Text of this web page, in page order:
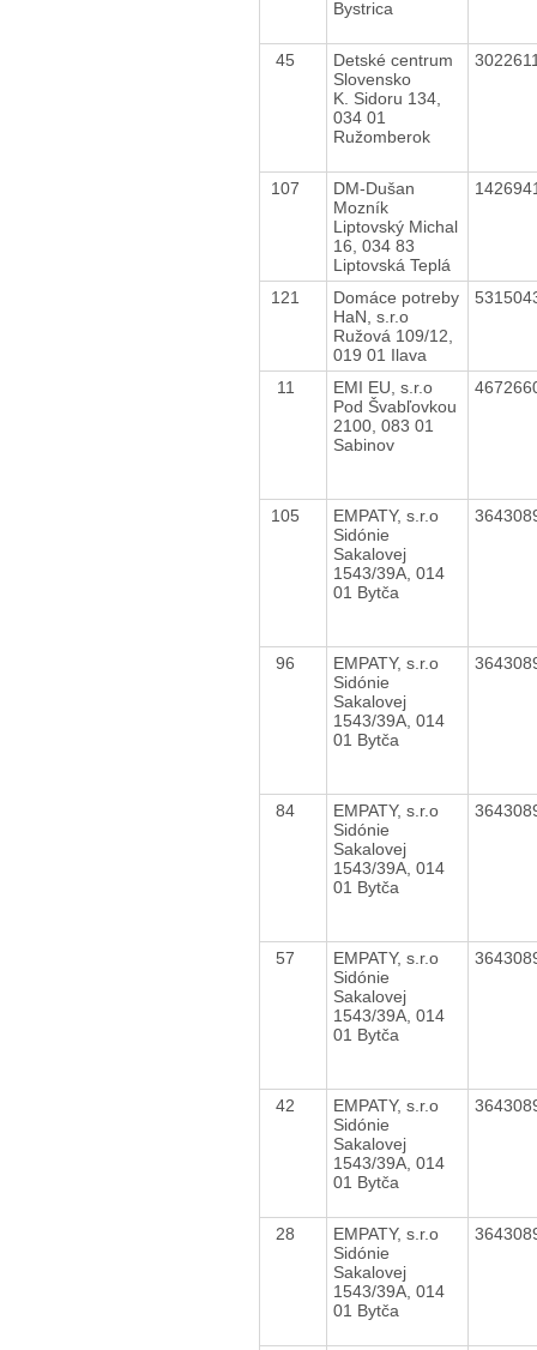
Bystrica
45
Detské centrum
Slovensko
K. Sidoru 134,
034 01
Ružomberok
107
DM-Dušan
Mozník
Liptovský Michal
16, 034 83
Liptovská Teplá
121
Domáce potreby
HaN, s.r.o
Ružová 109/12,
019 01 Ilava
11
EMI EU, s.r.o
Pod Švabľovkou
2100, 083 01
Sabinov
105
EMPATY, s.r.o
Sidónie
Sakalovej
1543/39A, 014
01 Bytča
96
EMPATY, s.r.o
Sidónie
Sakalovej
1543/39A, 014
01 Bytča
84
EMPATY, s.r.o
Sidónie
Sakalovej
1543/39A, 014
01 Bytča
57
EMPATY, s.r.o
Sidónie
Sakalovej
1543/39A, 014
01 Bytča
42
EMPATY, s.r.o
Sidónie
Sakalovej
1543/39A, 014
01 Bytča
28
EMPATY, s.r.o
Sidónie
Sakalovej
1543/39A, 014
01 Bytča